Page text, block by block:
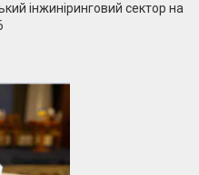
інжиніринговий сектор на